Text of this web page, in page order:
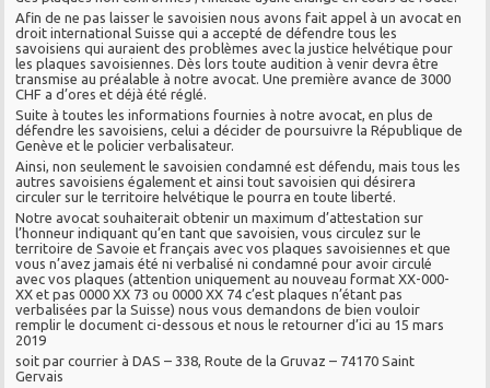
Afin de ne pas laisser le savoisien nous avons fait appel à un avocat en
droit international Suisse qui a accepté de défendre tous les
savoisiens qui auraient des problèmes avec la justice helvétique pour
les plaques savoisiennes. Dès lors toute audition à venir devra être
transmise au préalable à notre avocat. Une première avance de 3000
CHF a d’ores et déjà été réglé.
Suite à toutes les informations fournies à notre avocat, en plus de
défendre les savoisiens, celui a décider de poursuivre la République de
Genève et le policier verbalisateur.
Ainsi, non seulement le savoisien condamné est défendu, mais tous les
autres savoisiens également et ainsi tout savoisien qui désirera
circuler sur le territoire helvétique le pourra en toute liberté.
Notre avocat souhaiterait obtenir un maximum d’attestation sur
l’honneur indiquant qu’en tant que savoisien, vous circulez sur le
territoire de Savoie et français avec vos plaques savoisiennes et que
vous n’avez jamais été ni verbalisé ni condamné pour avoir circulé
avec vos plaques (attention uniquement au nouveau format XX-000-
XX et pas 0000 XX 73 ou 0000 XX 74 c’est plaques n’étant pas
verbalisées par la Suisse) nous vous demandons de bien vouloir
remplir le document ci-dessous et nous le retourner d’ici au 15 mars
2019
soit par courrier à DAS – 338, Route de la Gruvaz – 74170 Saint
Gervais